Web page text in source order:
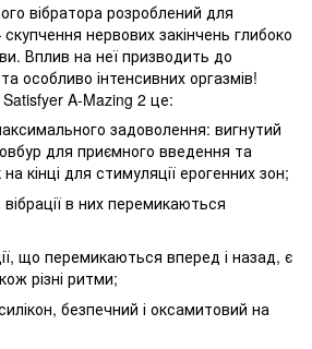
вібратора розроблений для
нервових закінчень глибоко
Вплив на неї призводить до
особливо інтенсивних оргазмів!
A-Mazing 2 це:
задоволення: вигнутий
для приємного введення та
кінці для стимуляції ерогенних зон;
в них перемикаються
що перемикаються вперед і назад, є
різні ритми;
безпечний і оксамитовий на